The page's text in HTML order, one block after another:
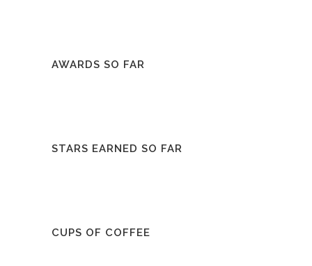
AWARDS SO FAR
STARS EARNED SO FAR
CUPS OF COFFEE